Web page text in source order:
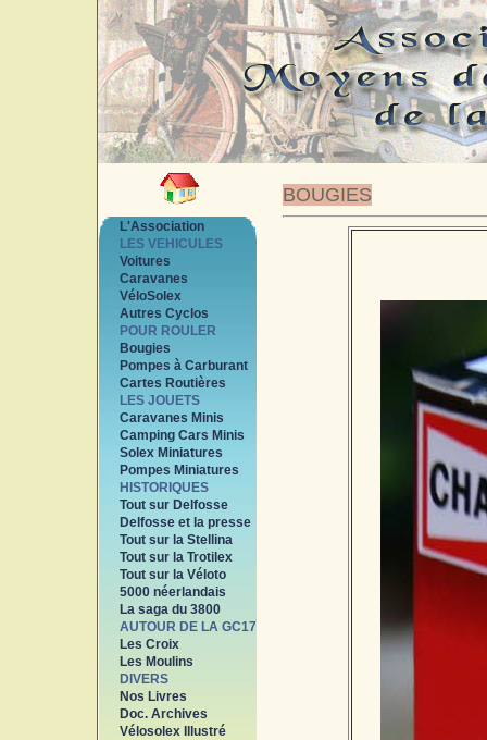
BOUGIES
L'Association
LES VEHICULES
Voitures
Caravanes
VéloSolex
Autres Cyclos
POUR ROULER
Bougies
Pompes à Carburant
Cartes Routières
LES JOUETS
Caravanes Minis
Camping Cars Minis
Solex Miniatures
Pompes Miniatures
HISTORIQUES
Tout sur Delfosse
Delfosse et la presse
Tout sur la Stellina
Tout sur la Trotilex
Tout sur la Véloto
5000 néerlandais
La saga du 3800
AUTOUR DE LA GC17
Les Croix
Les Moulins
DIVERS
Nos Livres
Doc. Archives
Vélosolex Illustré